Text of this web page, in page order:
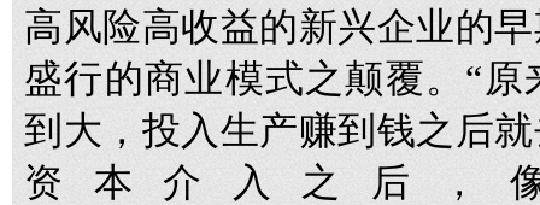
高风险高收益的新兴企业的
盛行的商业模式之颠覆。“
到大，投入生产赚到钱之后
资本介入之后，